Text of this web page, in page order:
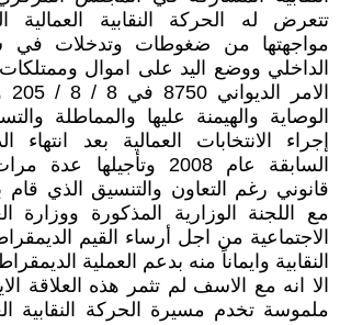
تتعرض له الحركة النقابية العمالية
مواجهتها من ضغوطات وتدخلات في
الداخلي ووضع اليد على اموال
الوصاية والهيمنة عليها والمماطلة
إجراء الانتخابات العمالية بعد انتهاء
السابقة عام 2008
قانوني رغم التعاون والتنسيق الذي قام
مع اللجنة الوزارية المذكورة ووزارة
الاجتماعية من اجل أرساء القيم
النقابية وايماناً منه بدعم العملية
الا انه مع الاسف لم تثمر هذه العلاقة
ملموسة تخدم مسيرة الحركة النقابية